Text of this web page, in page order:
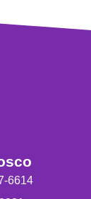
6614